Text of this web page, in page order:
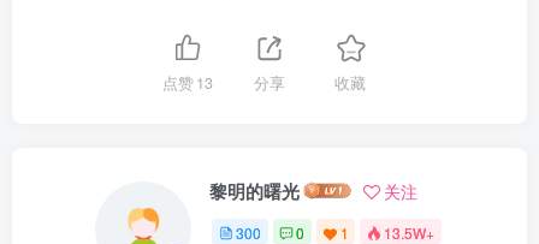
点赞13 分享 收藏
黎明的曙光 关注
300 0 1 13.5W+